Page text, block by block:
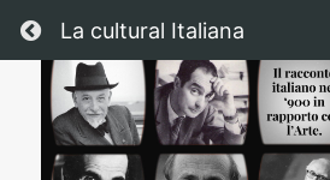
Regresar a todos los cursos
La cultural Italiana